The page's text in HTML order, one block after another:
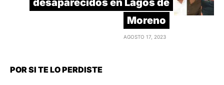
Moreno
AGOSTO 17, 2023
POR SI TE LO PERDISTE